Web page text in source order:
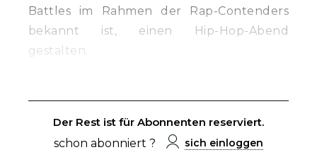
Battles im Rahmen der Rap-Contenders
bekannt ist, einen Hip-Hop-Abend
gestalten.
Der Rest ist für Abonnenten reserviert.
schon abonniert ?
sich einloggen